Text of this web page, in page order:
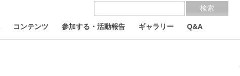
コンテンツ 参加する・活動報告 ギャラリー Q&A